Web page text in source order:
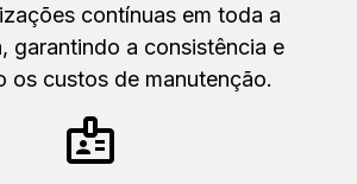
contínuas em toda a
garantindo a consistência e
os custos de manutenção.